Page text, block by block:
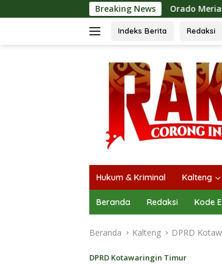
ke
Breaking News
Orado Meriahkan Mura Expo
Indeks Berita Redaksi
Hukum & Kriminal Kalteng
Beranda Redaksi Kode
Beranda Kalteng DPRD
DPRD Kotawaringin Timur